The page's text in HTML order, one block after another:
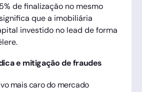
de finalização no mesmo
que a imobiliária
investido no lead de forma
e mitigação de fraudes
mais caro do mercado